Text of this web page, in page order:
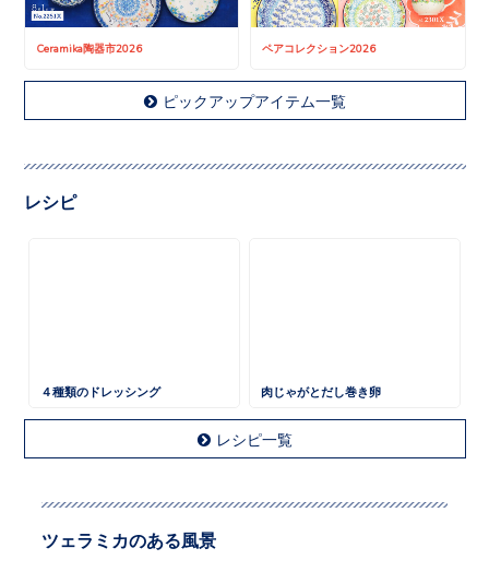
Ceramika陶器市2026 ペアコレクション2026
ピックアップアイテム一覧
レシピ
４種類のドレッシング 肉じゃがとだし巻き卵
レシピ一覧
ツェラミカのある風景